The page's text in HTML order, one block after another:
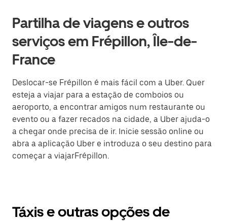
Partilha de viagens e outros
serviços em Frépillon, Île-de-
France
Deslocar-se Frépillon é mais fácil com a Uber. Quer
esteja a viajar para a estação de comboios ou
aeroporto, a encontrar amigos num restaurante ou
evento ou a fazer recados na cidade, a Uber ajuda-o
a chegar onde precisa de ir. Inicie sessão online ou
abra a aplicação Uber e introduza o seu destino para
começar a viajarFrépillon.
Táxis e outras opções de